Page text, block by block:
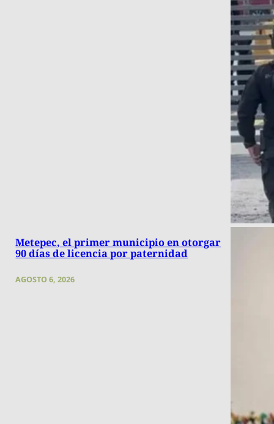
Metepec, el primer municipio en otorgar
90 días de licencia por paternidad
AGOSTO 6, 2026